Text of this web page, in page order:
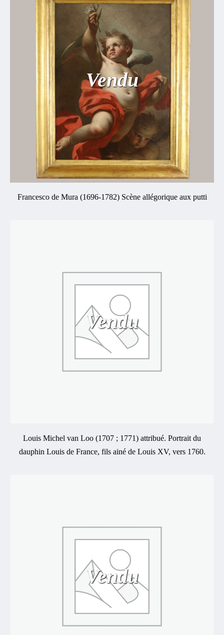
Vendu
Francesco de Mura (1696-1782) Scène allégorique aux putti
Vendu
Louis Michel van Loo (1707 ; 1771) attribué. Portrait du
dauphin Louis de France, fils ainé de Louis XV, vers 1760.
Vendu